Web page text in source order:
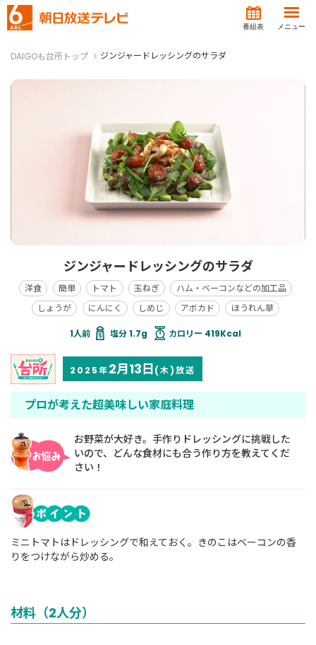
番組表 メニュー
DAIGOも台所トップ ジンジャードレッシングのサラダ
ジンジャードレッシングのサラダ
洋食 簡単 トマト 玉ねぎ
ハム・ベーコンなどの加工品
しょうが
にんにく しめじ アボカド ほうれん草
塩分 1.7g カロリー 419Kcal
2025年2月13日(木)放送
プロが考えた超美味しい家庭料理
お野菜が大好き。手作りドレッシングに挑戦した
いので、どんな食材にも合う作り方を教えてくだ
さい！
ミニトマトはドレッシングで和えておく。きのこはベーコンの香
りをつけながら炒める。
材料（2人分）